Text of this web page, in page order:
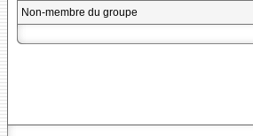
Non-membre du groupe